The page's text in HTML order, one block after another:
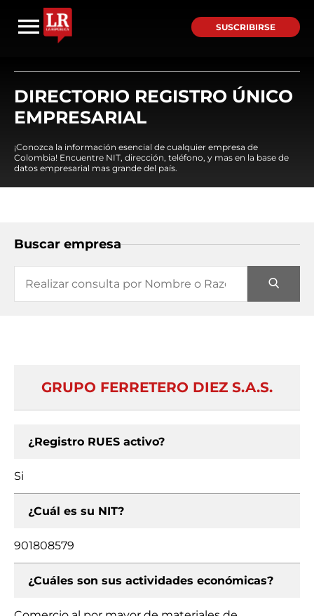
SUSCRIBIRSE
DIRECTORIO REGISTRO ÚNICO
EMPRESARIAL
¡Conozca la información esencial de cualquier empresa de
Colombia! Encuentre NIT, dirección, teléfono, y mas en la base de
datos empresarial mas grande del país.
Buscar empresa
GRUPO FERRETERO DIEZ S.A.S.
¿Registro RUES activo?
Si
¿Cuál es su NIT?
901808579
¿Cuáles son sus actividades económicas?